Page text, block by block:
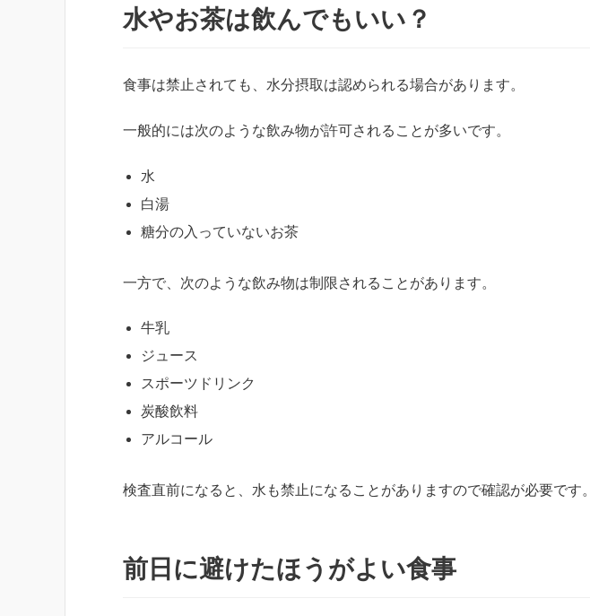
水やお茶は飲んでもいい？
食事は禁止されても、水分摂取は認められる場合があります。
一般的には次のような飲み物が許可されることが多いです。
水
白湯
糖分の入っていないお茶
一方で、次のような飲み物は制限されることがあります。
牛乳
ジュース
スポーツドリンク
炭酸飲料
アルコール
検査直前になると、水も禁止になることがありますので確認が必要です。
前日に避けたほうがよい食事